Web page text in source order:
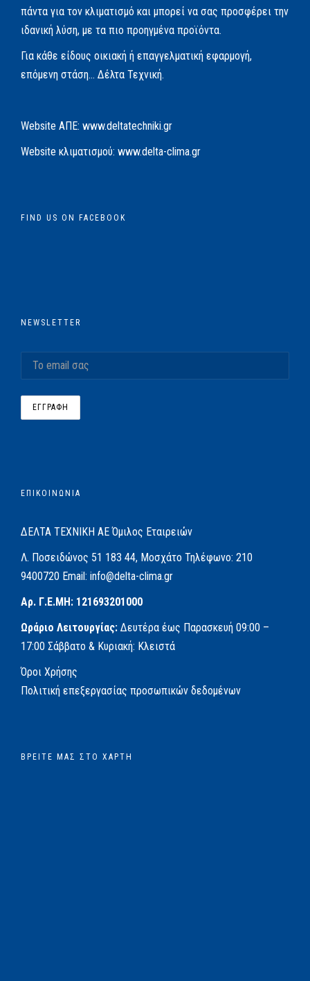
πάντα για τον κλιματισμό και μπορεί να σας προσφέρει την
ιδανική λύση, με τα πιο προηγμένα προϊόντα.
Για κάθε είδους οικιακή ή επαγγελματική εφαρμογή,
επόμενη στάση… Δέλτα Τεχνική.
Website AΠΕ: www.deltatechniki.gr
Website κλιματισμού: www.delta-clima.gr
FIND US ON FACEBOOK
NEWSLETTER
ΕΠΙΚΟΙΝΩΝΙΑ
ΔΕΛΤΑ ΤΕΧΝΙΚΗ ΑΕΌμιλος Εταιρειών
Λ. Ποσειδώνος 51 183 44, Μοσχάτο Τηλέφωνο: 210
9400720 Email: info@delta-clima.gr
Αρ. Γ.Ε.ΜΗ: 121693201000
Ωράριο Λειτουργίας: Δευτέρα έως Παρασκευή 09:00 –
17:00 Σάββατο & Κυριακή: Κλειστά
Όροι Χρήσης
Πολιτική επεξεργασίας προσωπικών δεδομένων
ΒΡΕΊΤΕ ΜΑΣ ΣΤΟ ΧΆΡΤΗ